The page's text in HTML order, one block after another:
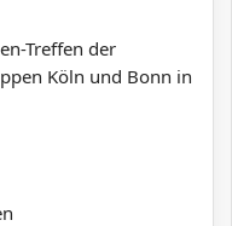
Treffen der
Köln und Bonn in